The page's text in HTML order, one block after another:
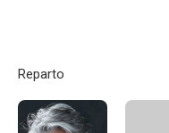
Reparto